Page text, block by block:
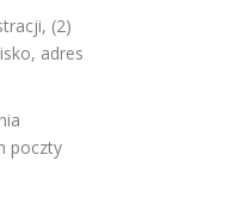
(2)
adres
poczty